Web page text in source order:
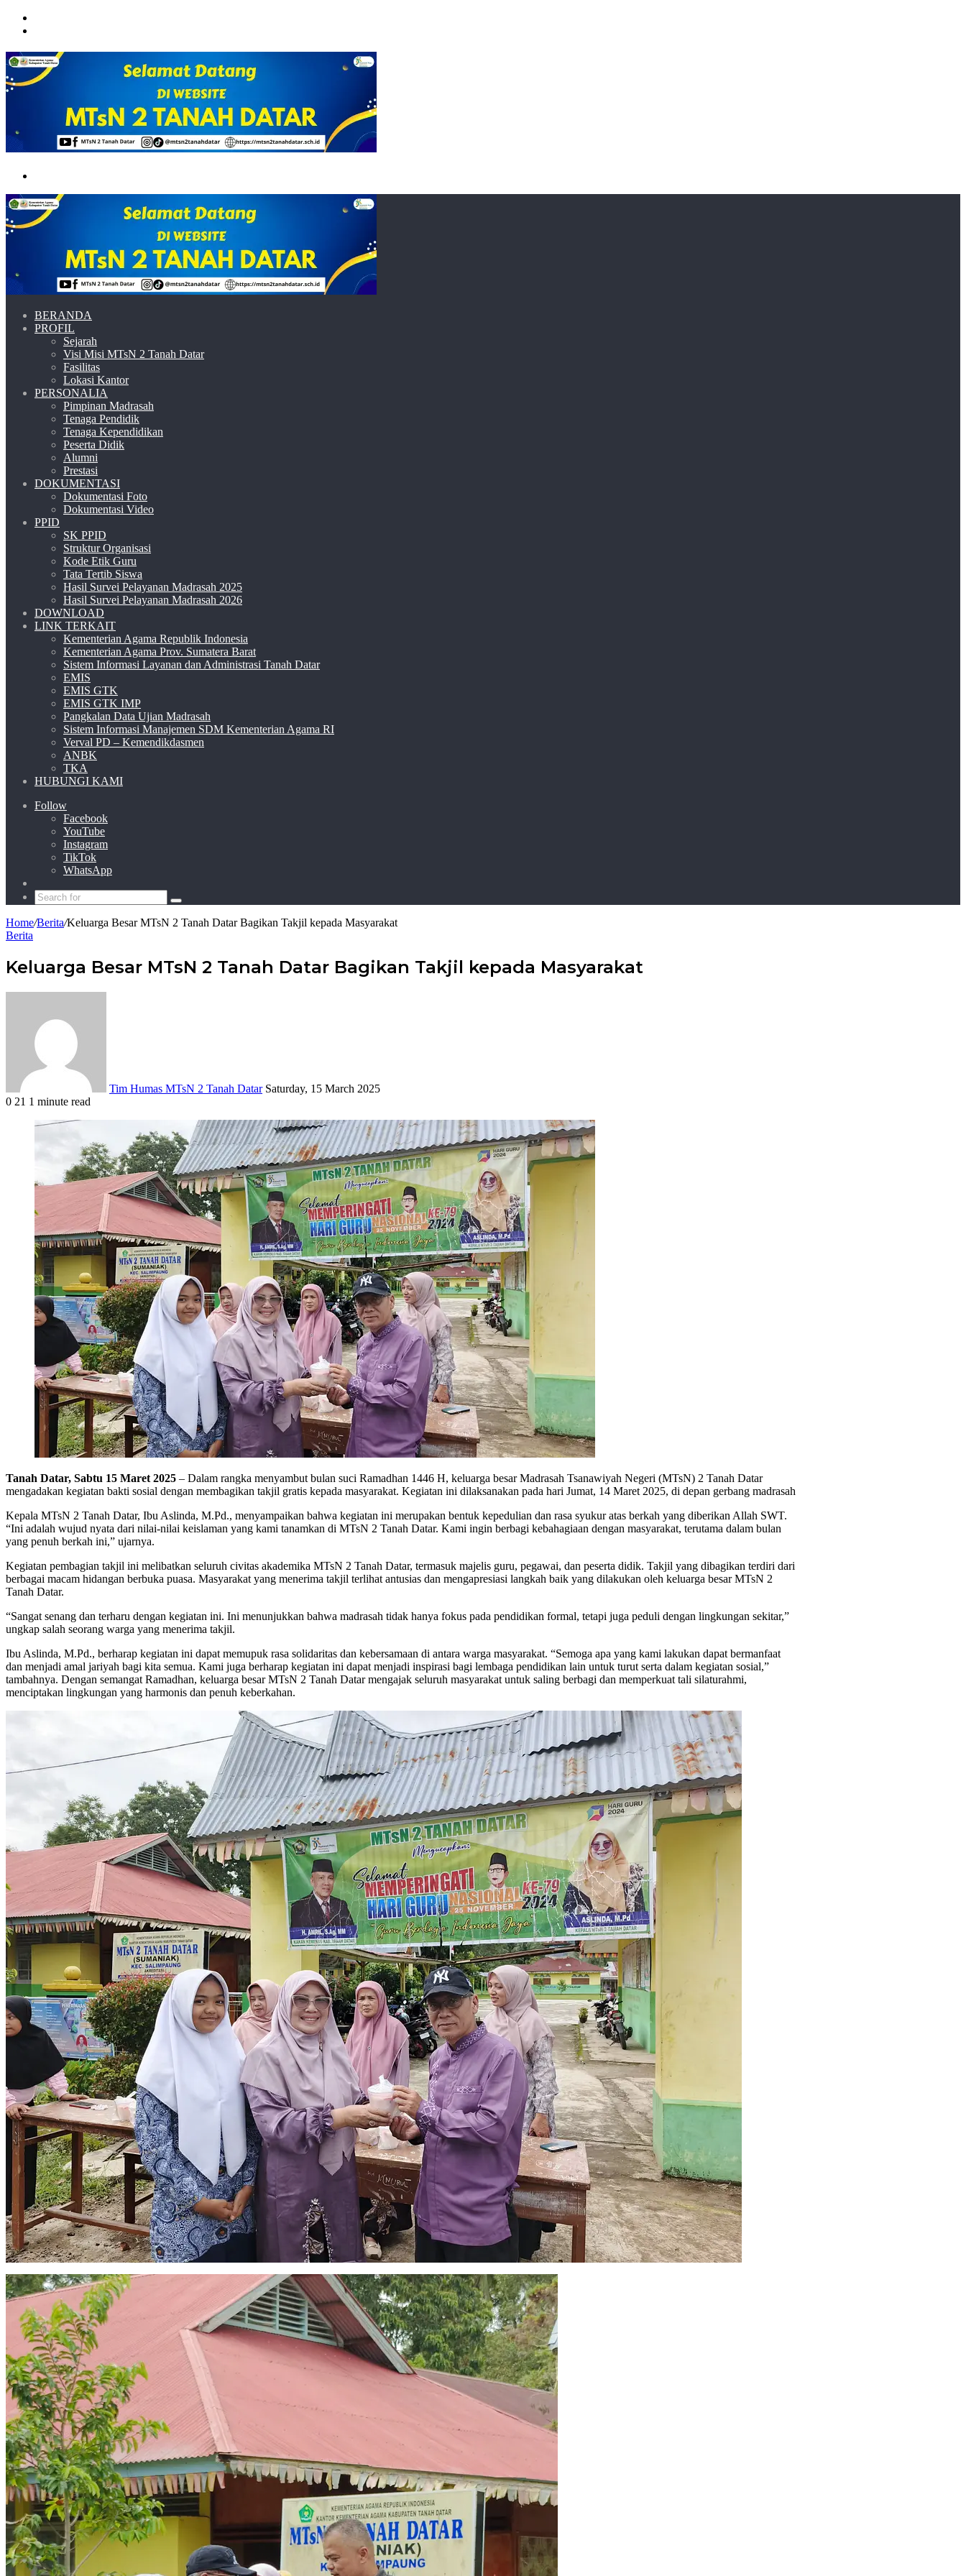
BERANDA
PROFIL
Sejarah
Visi Misi MTsN 2 Tanah Datar
Fasilitas
Lokasi Kantor
PERSONALIA
Pimpinan Madrasah
Tenaga Pendidik
Tenaga Kependidikan
Peserta Didik
Alumni
Prestasi
DOKUMENTASI
Dokumentasi Foto
Dokumentasi Video
PPID
SK PPID
Struktur Organisasi
Kode Etik Guru
Tata Tertib Siswa
Hasil Survei Pelayanan Madrasah 2025
Hasil Survei Pelayanan Madrasah 2026
DOWNLOAD
LINK TERKAIT
Kementerian Agama Republik Indonesia
Kementerian Agama Prov. Sumatera Barat
Sistem Informasi Layanan dan Administrasi Tanah Datar
EMIS
EMIS GTK
EMIS GTK IMP
Pangkalan Data Ujian Madrasah
Sistem Informasi Manajemen SDM Kementerian Agama RI
Verval PD – Kemendikdasmen
ANBK
TKA
HUBUNGI KAMI
Follow
Facebook
YouTube
Instagram
TikTok
WhatsApp
skin
Search
for
Home/Berita/Keluarga Besar MTsN 2 Tanah Datar Bagikan Takjil kepada Masyarakat
Berita
Keluarga Besar MTsN 2 Tanah Datar Bagikan Takjil kepada Masyarakat
Tim Humas MTsN 2 Tanah Datar Saturday, 15 March 2025
0 21 1 minute read
Tanah Datar, Sabtu 15 Maret 2025 – Dalam rangka menyambut bulan suci Ramadhan 1446 H, keluarga besar Madrasah Tsanawiyah Negeri (MTsN) 2 Tanah Datar
mengadakan kegiatan bakti sosial dengan membagikan takjil gratis kepada masyarakat. Kegiatan ini dilaksanakan pada hari Jumat, 14 Maret 2025, di depan gerbang madrasah
Kepala MTsN 2 Tanah Datar, Ibu Aslinda, M.Pd., menyampaikan bahwa kegiatan ini merupakan bentuk kepedulian dan rasa syukur atas berkah yang diberikan Allah SWT.
“Ini adalah wujud nyata dari nilai-nilai keislaman yang kami tanamkan di MTsN 2 Tanah Datar. Kami ingin berbagi kebahagiaan dengan masyarakat, terutama dalam bulan
yang penuh berkah ini,” ujarnya.
Kegiatan pembagian takjil ini melibatkan seluruh civitas akademika MTsN 2 Tanah Datar, termasuk majelis guru, pegawai, dan peserta didik. Takjil yang dibagikan terdiri dari
berbagai macam hidangan berbuka puasa. Masyarakat yang menerima takjil terlihat antusias dan mengapresiasi langkah baik yang dilakukan oleh keluarga besar MTsN 2
Tanah Datar.
“Sangat senang dan terharu dengan kegiatan ini. Ini menunjukkan bahwa madrasah tidak hanya fokus pada pendidikan formal, tetapi juga peduli dengan lingkungan sekitar,”
ungkap salah seorang warga yang menerima takjil.
Ibu Aslinda, M.Pd., berharap kegiatan ini dapat memupuk rasa solidaritas dan kebersamaan di antara warga masyarakat. “Semoga apa yang kami lakukan dapat bermanfaat
dan menjadi amal jariyah bagi kita semua. Kami juga berharap kegiatan ini dapat menjadi inspirasi bagi lembaga pendidikan lain untuk turut serta dalam kegiatan sosial,”
tambahnya. Dengan semangat Ramadhan, keluarga besar MTsN 2 Tanah Datar mengajak seluruh masyarakat untuk saling berbagi dan memperkuat tali silaturahmi,
menciptakan lingkungan yang harmonis dan penuh keberkahan.